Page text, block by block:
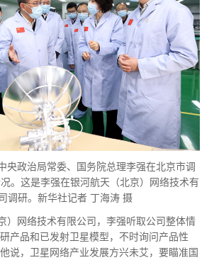
央政治局常委、国务院总理李强在北京市调
。这是李强在银河航天（北京）网络技术有
调研。新华社记者 丁海涛 摄
网络技术有限公司，李强听取公司整体情
产品和已发射卫星模型，不时询问产品性
说，卫星网络产业发展方兴未艾，要瞄准国